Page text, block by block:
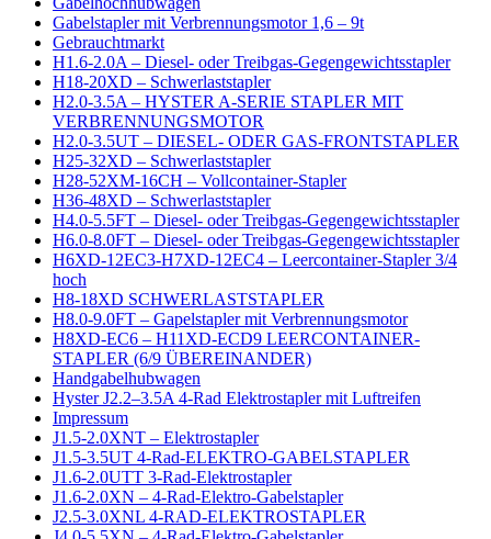
Gabelstapler mit Verbrennungsmotor 1,6 – 9t
Gebrauchtmarkt
H1.6-2.0A – Diesel- oder Treibgas-Gegengewichtsstapler
H18-20XD – Schwerlaststapler
H2.0-3.5A – HYSTER A-SERIE STAPLER MIT
VERBRENNUNGSMOTOR
H2.0-3.5UT – DIESEL- ODER GAS-FRONTSTAPLER
H25-32XD – Schwerlaststapler
H28-52XM-16CH – Vollcontainer-Stapler
H36-48XD – Schwerlaststapler
H4.0-5.5FT – Diesel- oder Treibgas-Gegengewichtsstapler
H6.0-8.0FT – Diesel- oder Treibgas-Gegengewichtsstapler
H6XD-12EC3-H7XD-12EC4 – Leercontainer-Stapler 3/4
hoch
H8-18XD SCHWERLASTSTAPLER
H8.0-9.0FT – Gapelstapler mit Verbrennungsmotor
H8XD-EC6 – H11XD-ECD9 LEERCONTAINER-
STAPLER (6/9 ÜBEREINANDER)
Handgabelhubwagen
Hyster J2.2–3.5A 4-Rad Elektrostapler mit Luftreifen
Impressum
J1.5-2.0XNT – Elektrostapler
J1.5-3.5UT 4-Rad-ELEKTRO-GABELSTAPLER
J1.6-2.0UTT 3-Rad-Elektrostapler
J1.6-2.0XN – 4-Rad-Elektro-Gabelstapler
J2.5-3.0XNL 4-RAD-ELEKTROSTAPLER